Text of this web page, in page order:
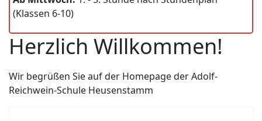
(Klassen 6-10)
Herzlich Willkommen!
Wir begrüßen Sie auf der Homepage der Adolf-
Reichwein-Schule Heusenstamm